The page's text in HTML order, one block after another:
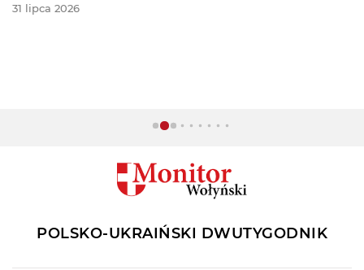
31 lipca 2026
POLSKO-UKRAIŃSKI DWUTYGODNIK